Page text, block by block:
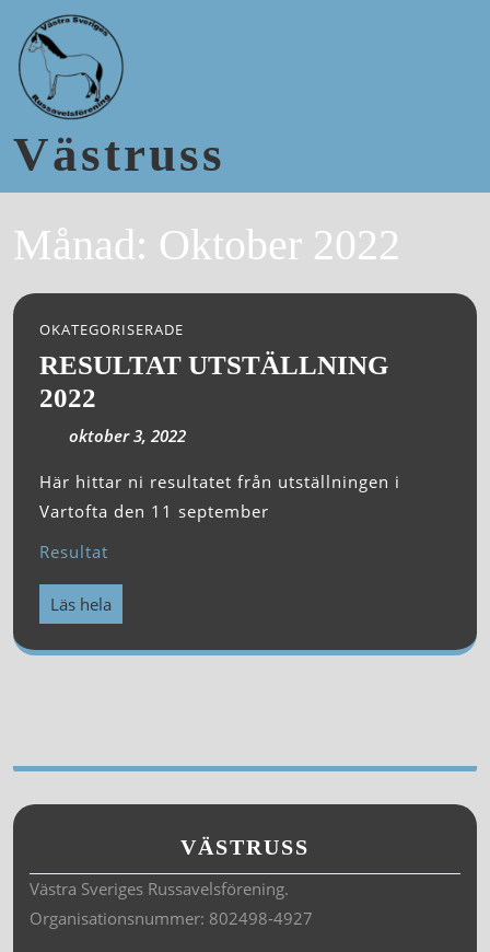
Västruss
Månad: Oktober 2022
OKATEGORISERADE
RESULTAT UTSTÄLLNING
2022
oktober 3, 2022
Här hittar ni resultatet från utställningen i
Vartofta den 11 september
Resultat
Läs hela
VÄSTRUSS
Västra Sveriges Russavelsförening.
Organisationsnummer: 802498-4927